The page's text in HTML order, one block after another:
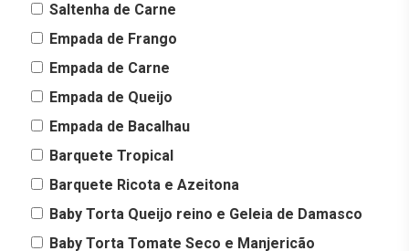
Saltenha de Carne
Empada de Frango
Empada de Carne
Empada de Queijo
Empada de Bacalhau
Barquete Tropical
Barquete Ricota e Azeitona
Baby Torta Queijo reino e Geleia de Damasco
Baby Torta Tomate Seco e Manjericão